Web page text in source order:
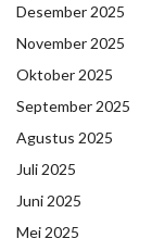
Desember 2025
November 2025
Oktober 2025
September 2025
Agustus 2025
Juli 2025
Juni 2025
Mei 2025